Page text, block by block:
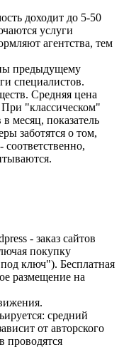
доходит до 5-50
услуги
агентства, тем
предыдущему
специалистов.
Средняя цена
"классическом"
месяц, показатель
заботятся о том,
- заказ сайтов
покупку
ключ"). Бесплатная
размещение на
средний
от авторского
проводятся